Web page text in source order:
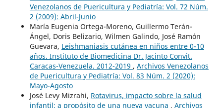
Venezolanos de Puericultura y Pediatría: Vol. 72 Núm.
2 (2009): Abril-Junio
María Eugenia Ortega-Moreno, Guillermo Terán-
Ángel, Doris Belizario, Wilmen Galindo, José Ramón
Guevara, Leishmaniasis cutánea en niños entre 0-10
años. Instituto de Biomedicina Dr. Jacinto Convit.
Caracas-Venezuela. 2012-2019 , Archivos Venezolanos
de Puericultura y Pediatría: Vol. 83 Núm. 2 (2020):
Mayo-Agosto
José Levy Mizrahi, Rotavirus, impacto sobre la salud
infantil: a propósito de una nueva vacuna , Archivos